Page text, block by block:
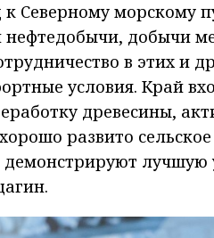
Северному морскому
добычи
в этих и
условия. Край
древесины,
развито
лучшую